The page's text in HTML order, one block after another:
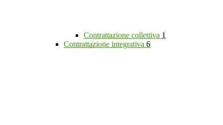
Contrattazione collettiva 1
Contrattazione integrativa 6